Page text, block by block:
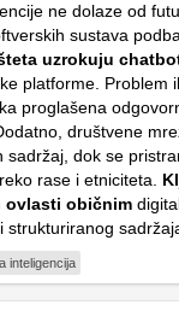
ne dolaze od
sustava
uzrokuju
platforme. Problem
proglašena
društvene
sadržaj, dok se
rase i etniciteta.
ovlasti običnim
inteligencija